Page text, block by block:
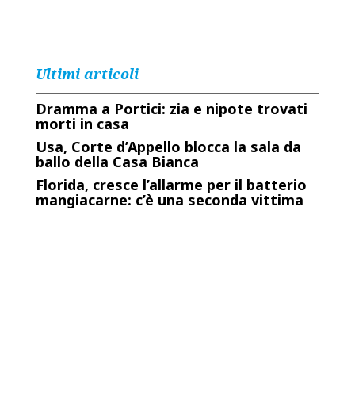
Ultimi articoli
Dramma a Portici: zia e nipote trovati
morti in casa
Usa, Corte d’Appello blocca la sala da
ballo della Casa Bianca
Florida, cresce l’allarme per il batterio
mangiacarne: c’è una seconda vittima